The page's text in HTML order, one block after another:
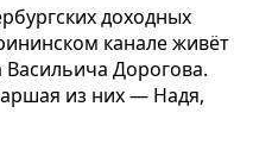
доход­ных
канале живёт
Доро­гова.
из них — Надя,